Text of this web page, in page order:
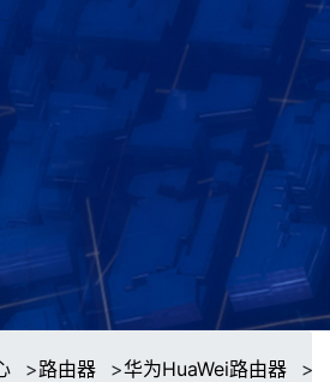
>路由器 >华为HuaWei路由器 >